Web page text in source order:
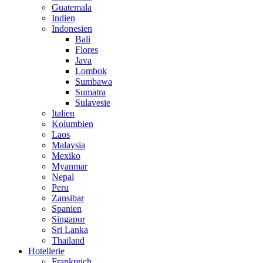
Guatemala
Indien
Indonesien
Bali
Flores
Java
Lombok
Sumbawa
Sumatra
Sulavesie
Italien
Kolumbien
Laos
Malaysia
Mexiko
Myanmar
Nepal
Peru
Zansibar
Spanien
Singapur
Sri Lanka
Thailand
Hotellerie